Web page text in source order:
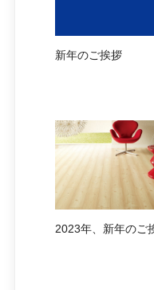
新年のご挨拶
2023年、新年のご